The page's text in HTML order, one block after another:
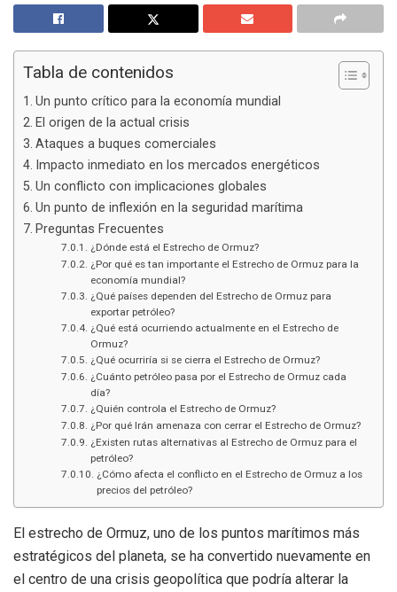
Tabla de contenidos
Un punto crítico para la economía mundial
El origen de la actual crisis
Ataques a buques comerciales
Impacto inmediato en los mercados energéticos
Un conflicto con implicaciones globales
Un punto de inflexión en la seguridad marítima
Preguntas Frecuentes
¿Dónde está el Estrecho de Ormuz?
¿Por qué es tan importante el Estrecho de Ormuz para la
economía mundial?
¿Qué países dependen del Estrecho de Ormuz para
exportar petróleo?
¿Qué está ocurriendo actualmente en el Estrecho de
Ormuz?
¿Qué ocurriría si se cierra el Estrecho de Ormuz?
¿Cuánto petróleo pasa por el Estrecho de Ormuz cada
día?
¿Quién controla el Estrecho de Ormuz?
¿Por qué Irán amenaza con cerrar el Estrecho de Ormuz?
¿Existen rutas alternativas al Estrecho de Ormuz para el
petróleo?
¿Cómo afecta el conflicto en el Estrecho de Ormuz a los
precios del petróleo?
El estrecho de Ormuz, uno de los puntos marítimos más
estratégicos del planeta, se ha convertido nuevamente en
el centro de una crisis geopolítica que podría alterar la